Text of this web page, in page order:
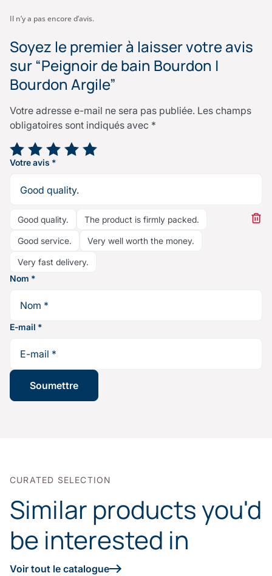
Il n’y a pas encore d’avis.
Soyez le premier à laisser votre avis
sur “Peignoir de bain Bourdon |
Bourdon Argile”
Votre adresse e-mail ne sera pas publiée. Les champs
obligatoires sont indiqués avec *
Votre note*
Votre avis *
Good quality. The product is firmly packed.
Good service. Very well worth the money.
Very fast delivery.
Nom *
E-mail *
CURATED SELECTION
Similar products you'd
be interested in
Voir tout le catalogue